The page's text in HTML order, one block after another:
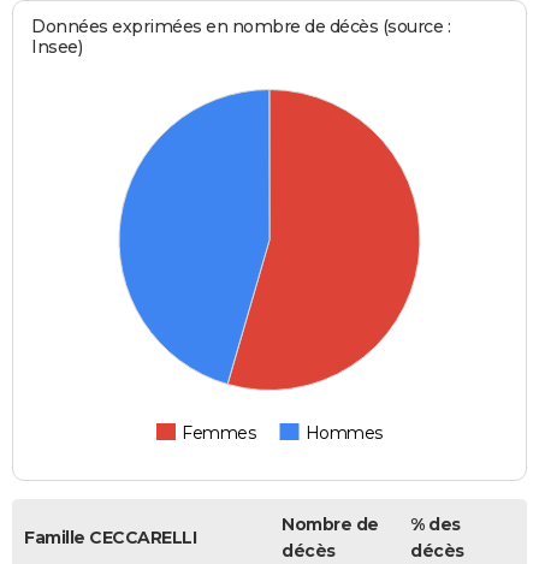
Données exprimées en nombre de décès (source :
Insee)
Femmes Hommes
Famille CECCARELLI
Nombre de
décès
% des
décès